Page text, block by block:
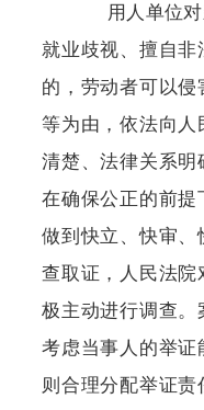
用人单位对
就业歧视、擅自
的，劳动者可以
等为由，依法向
清楚、法律关系
在确保公正的前提
做到快立、快审、
查取证，人民法院
极主动进行调查。
考虑当事人的举
则合理分配举证责